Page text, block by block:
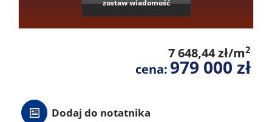
zostaw wiadomość
7 648,44 zł/m2
cena: 979 000 zł
Dodaj do notatnika